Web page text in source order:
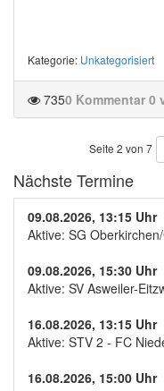
Kategorie: Unkategorisiert
7350 Kommentar 0
Seite 2 von 7
Nächste Termine
09.08.2026, 13:15 Uhr
Aktive: SG
09.08.2026, 15:30 Uhr
Aktive: SV Asweiler-
16.08.2026, 13:15 Uhr
Aktive: STV 2 - FC
16.08.2026, 15:00 Uhr